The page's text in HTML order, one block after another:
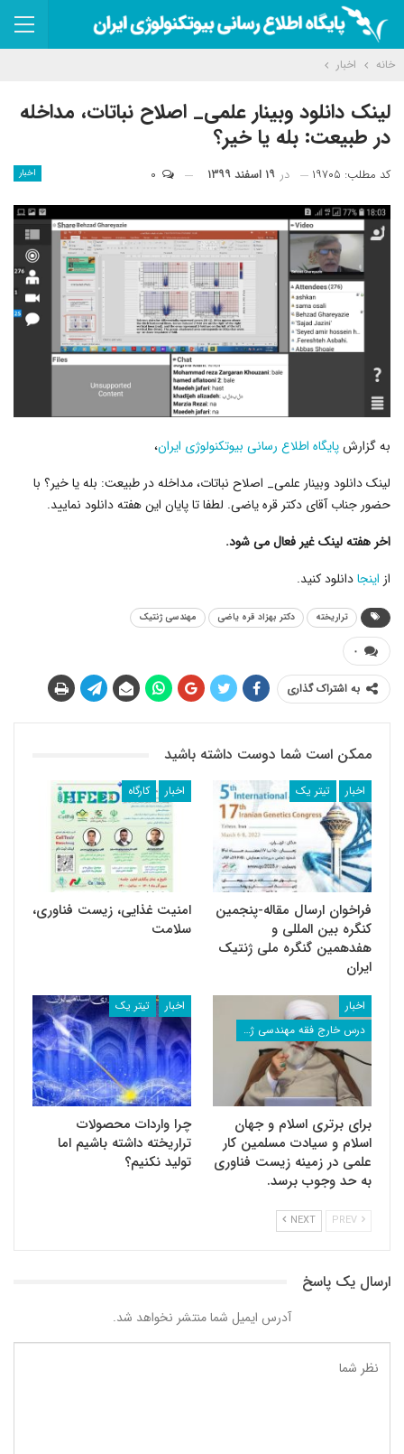
خانه اخبار
لینک دانلود وبینار علمی_ اصلاح نباتات، مداخله
در طبیعت: بله یا خیر؟
اخبار کد مطلب: ۱۹۷۰۵ در ۱۹ اسفند ۱۳۹۹
به گزارشپایگاه اطلاع رسانی بیوتکنولوژی ایران،
لینک دانلود وبینار علمی_ اصلاح نباتات، مداخله در طبیعت: بله یا خیر؟ با
حضور جناب آقای دکتر قره یاضی. لطفا تا پایان این هفته دانلود نمایید.
اخر هفته لینک غیر فعال می شود.
از اینجادانلود کنید.
تراریخته دکتر بهزاد قره یاضی مهندسی ژنتیک
۰
به اشتراک گذاری
ممکن است شما دوست داشته باشید
اخبار تیتر یک
فراخوان ارسال مقاله-پنجمین
کنگره بین المللی و
هفدهمین گنگره ملی ژنتیک
ایران
اخبار کارگاه
امنیت غذایی، زیست فناوری،
سلامت
اخبار
درس خارج فقه مهندسی ژنتیک استاد رشاد
برای برتری اسلام و جهان
اسلام و سیادت مسلمین کار
علمی در زمینه زیست فناوری
به حد وجوب برسد.
اخبار تیتر یک
چرا واردات محصولات
تراریخته داشته باشیم اما
تولید نکنیم؟
NEXT
ارسال یک پاسخ
آدرس ایمیل شما منتشر نخواهد شد.